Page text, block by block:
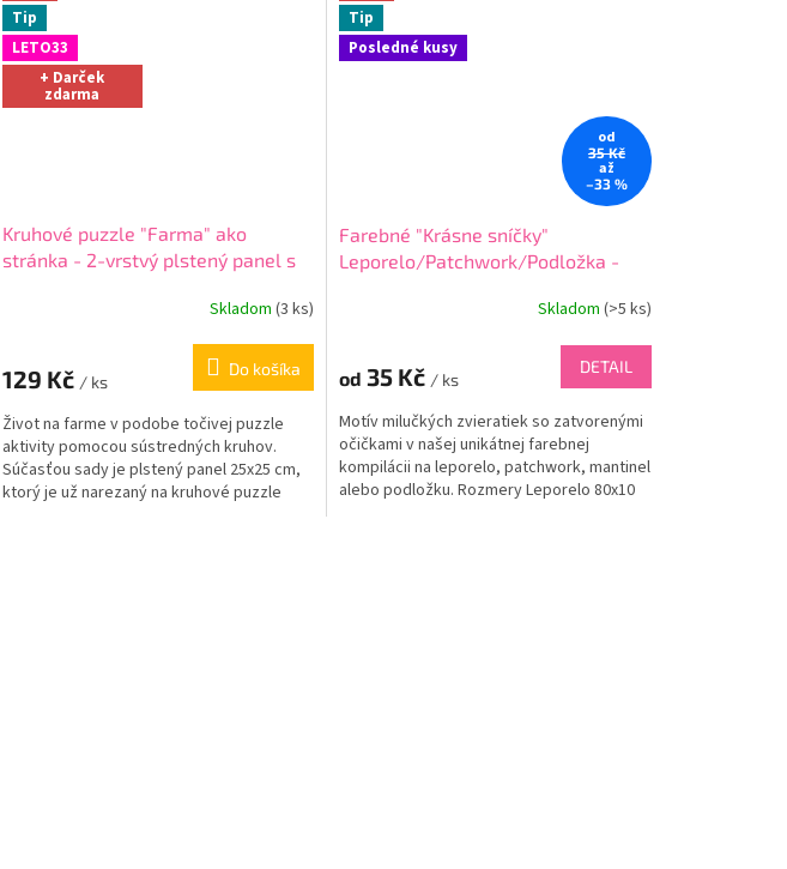
Tip
LETO33
+ Darček
zdarma
Kruhové puzzle "Farma" ako
stránka - 2-vrstvý plstený panel s
Skladom (3 ks)
129 Kč / ks
Do košíka
Život na farme v podobe točivej puzzle
aktivity pomocou sústredných kruhov.
Súčasťou sady je plstený panel 25x25 cm,
ktorý je už narezaný na kruhové puzzle
Tip
Posledné kusy
od
35 Kč
až
–33 %
Farebné "Krásne sníčky"
Leporelo/Patchwork/Podložka -
Skladom (>5 ks)
od 35 Kč / ks
DETAIL
Motív milučkých zvieratiek so zatvorenými
očičkami v našej unikátnej farebnej
kompilácii na leporelo, patchwork, mantinel
alebo podložku. Rozmery Leporelo 80x10